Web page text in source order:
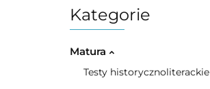
Kategorie
Matura
Testy historycznoliterackie